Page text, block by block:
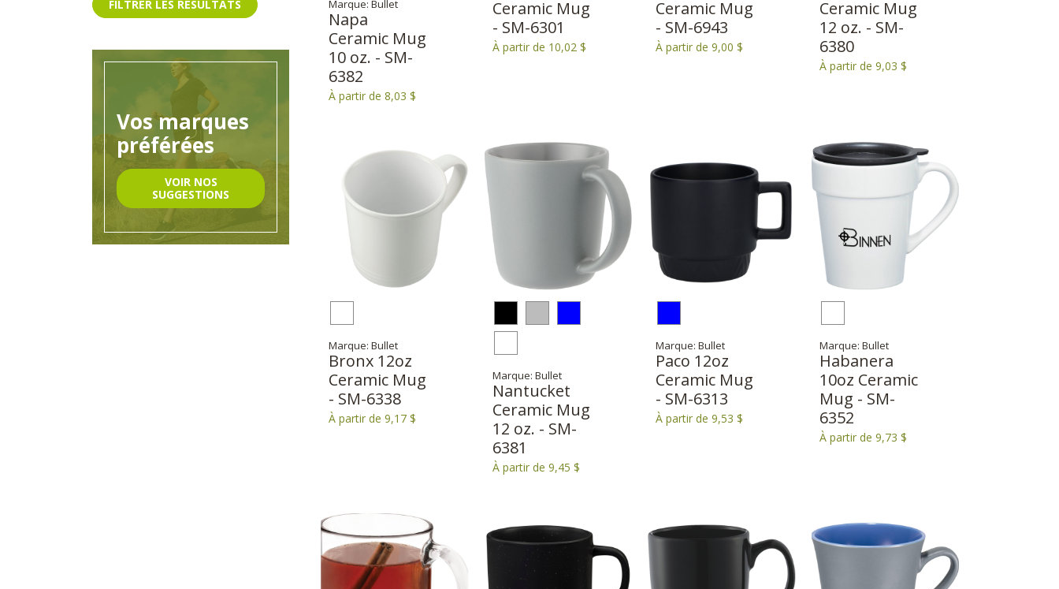
FILTRER LES RÉSULTATS
Vos marques
préférées
VOIR NOS
SUGGESTIONS
Marque: Bullet
Napa
Ceramic Mug
10 oz. - SM-
6382
À partir de 8,03 $
Ceramic Mug
- SM-6301
À partir de 10,02 $
Ceramic Mug
- SM-6943
À partir de 9,00 $
Ceramic Mug
12 oz. - SM-
6380
À partir de 9,03 $
Marque: Bullet
Bronx 12oz
Ceramic Mug
- SM-6338
À partir de 9,17 $
Marque: Bullet
Nantucket
Ceramic Mug
12 oz. - SM-
6381
À partir de 9,45 $
Marque: Bullet
Paco 12oz
Ceramic Mug
- SM-6313
À partir de 9,53 $
Marque: Bullet
Habanera
10oz Ceramic
Mug - SM-
6352
À partir de 9,73 $